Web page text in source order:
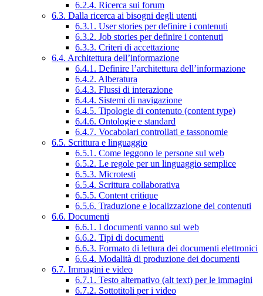
6.2.4. Ricerca sui forum
6.3. Dalla ricerca ai bisogni degli utenti
6.3.1. User stories per definire i contenuti
6.3.2. Job stories per definire i contenuti
6.3.3. Criteri di accettazione
6.4. Architettura dell’informazione
6.4.1. Definire l’architettura dell’informazione
6.4.2. Alberatura
6.4.3. Flussi di interazione
6.4.4. Sistemi di navigazione
6.4.5. Tipologie di contenuto (content type)
6.4.6. Ontologie e standard
6.4.7. Vocabolari controllati e tassonomie
6.5. Scrittura e linguaggio
6.5.1. Come leggono le persone sul web
6.5.2. Le regole per un linguaggio semplice
6.5.3. Microtesti
6.5.4. Scrittura collaborativa
6.5.5. Content critique
6.5.6. Traduzione e localizzazione dei contenuti
6.6. Documenti
6.6.1. I documenti vanno sul web
6.6.2. Tipi di documenti
6.6.3. Formato di lettura dei documenti elettronici
6.6.4. Modalità di produzione dei documenti
6.7. Immagini e video
6.7.1. Testo alternativo (alt text) per le immagini
6.7.2. Sottotitoli per i video